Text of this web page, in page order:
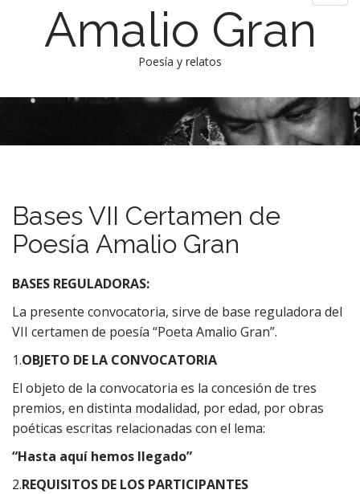
Amalio Gran
Poesía y relatos
M
n
u
p
o
n
t
n
t
Bases VII Certamen de
Poesía Amalio Gran
BASES REGULADORAS:
La presente convocatoria, sirve de base reguladora del
VII certamen de poesía “Poeta Amalio Gran”.
1.OBJETO DE LA CONVOCATORIA
El objeto de la convocatoria es la concesión de tres
premios, en distinta modalidad, por edad, por obras
poéticas escritas relacionadas con el lema:
“Hasta aquí hemos llegado”
2.REQUISITOS DE LOS PARTICIPANTES